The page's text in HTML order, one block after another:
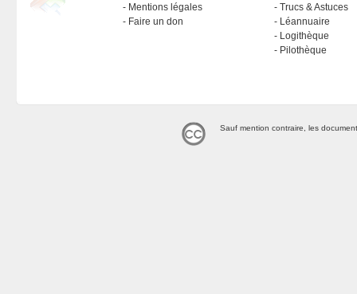
Mentions légales
Faire un don
Trucs & Astuces
Léannuaire
Logithèque
Pilothèque
Sauf mention contraire, les